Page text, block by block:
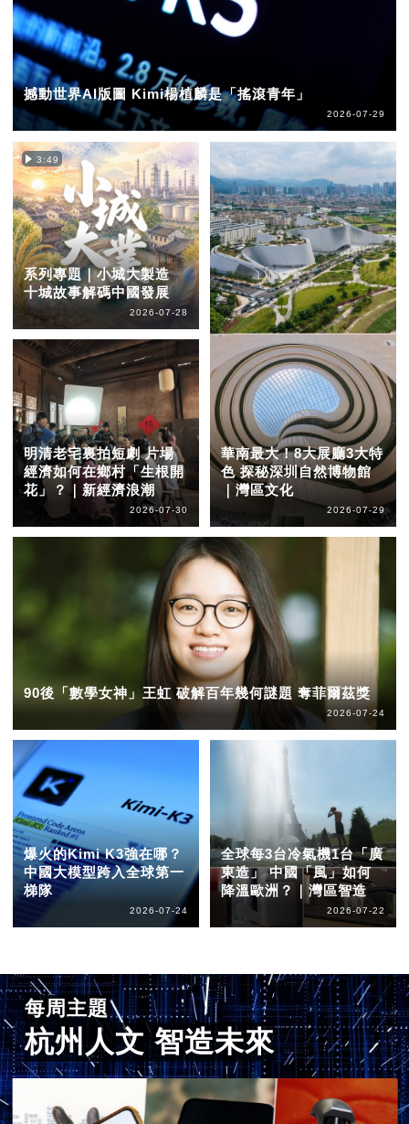
撼動世界AI版圖 Kimi楊植麟是「搖滾青年」
2026-07-29
3:49
系列專題｜小城大製造
十城故事解碼中國發展
2026-07-28
明清老宅裏拍短劇 片場
經濟如何在鄉村「生根開
花」？｜新經濟浪潮
2026-07-30
華南最大！8大展廳3大特
色 探秘深圳自然博物館
｜灣區文化
2026-07-29
90後「數學女神」王虹 破解百年幾何謎題 奪菲爾茲獎
2026-07-24
爆火的Kimi K3強在哪？
中國大模型跨入全球第一
梯隊
2026-07-24
全球每3台冷氣機1台「廣
東造」 中國「風」如何
降溫歐洲？｜灣區智造
2026-07-22
每周主題
杭州人文 智造未來